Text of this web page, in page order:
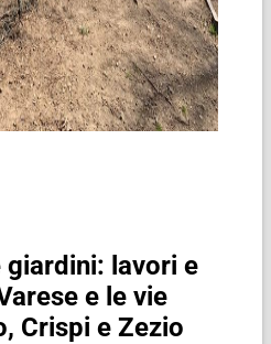
giardini: lavori e
e le vie
Crispi e Zezio